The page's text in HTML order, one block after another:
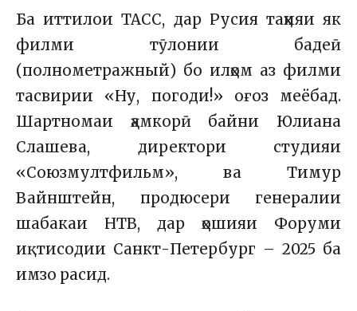
Ба иттилои ТАСС, дар Русия таҳияи як
филми тӯлонии бадеӣ
(полнометражный) бо илҳом аз филми
тасвирии «Ну, погоди!» оғоз меёбад.
Шартномаи ҳамкорӣ байни Юлиана
Слашева, директори студияи
«Союзмултфильм», ва Тимур
Вайнштейн, продюсери генералии
шабакаи НТВ, дар ҳошияи Форуми
иқтисодии Санкт-Петербург – 2025 ба
имзо расид.